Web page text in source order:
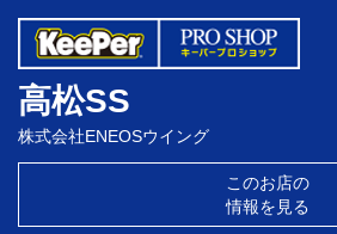
高松SS
株式会社ENEOSウイング
このお店の
情報を見る